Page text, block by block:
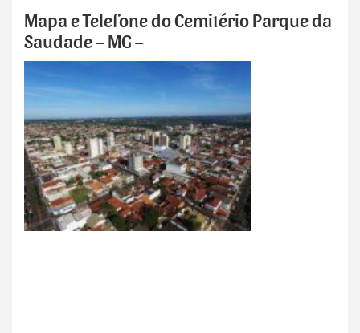
Mapa e Telefone do Cemitério Parque da
Saudade – MG –